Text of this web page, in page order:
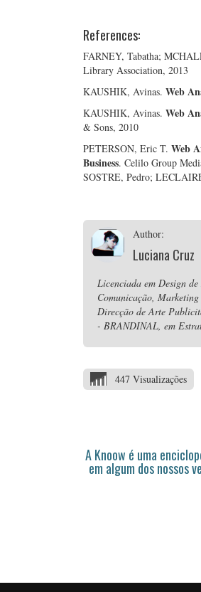
References:
FARNEY, Tabatha;
Library Association, 2013
KAUSHIK, Avinas. Web
KAUSHIK, Avinas. Web
& Sons, 2010
PETERSON, Eric T. Web
Business. Celilo Group
SOSTRE, Pedro;
Author:
Luciana Cruz
Licenciada em Design
Comunicação,
Direcção de Arte
- BRANDINAL, em
447 Visualizações
A Knoow é uma
em algum dos nossos